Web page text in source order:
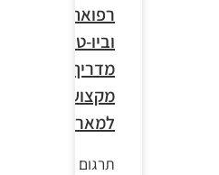
רפואה
וביו-טכנולוגיה:
מדריך
מקצועי
למארגנים
תרגום